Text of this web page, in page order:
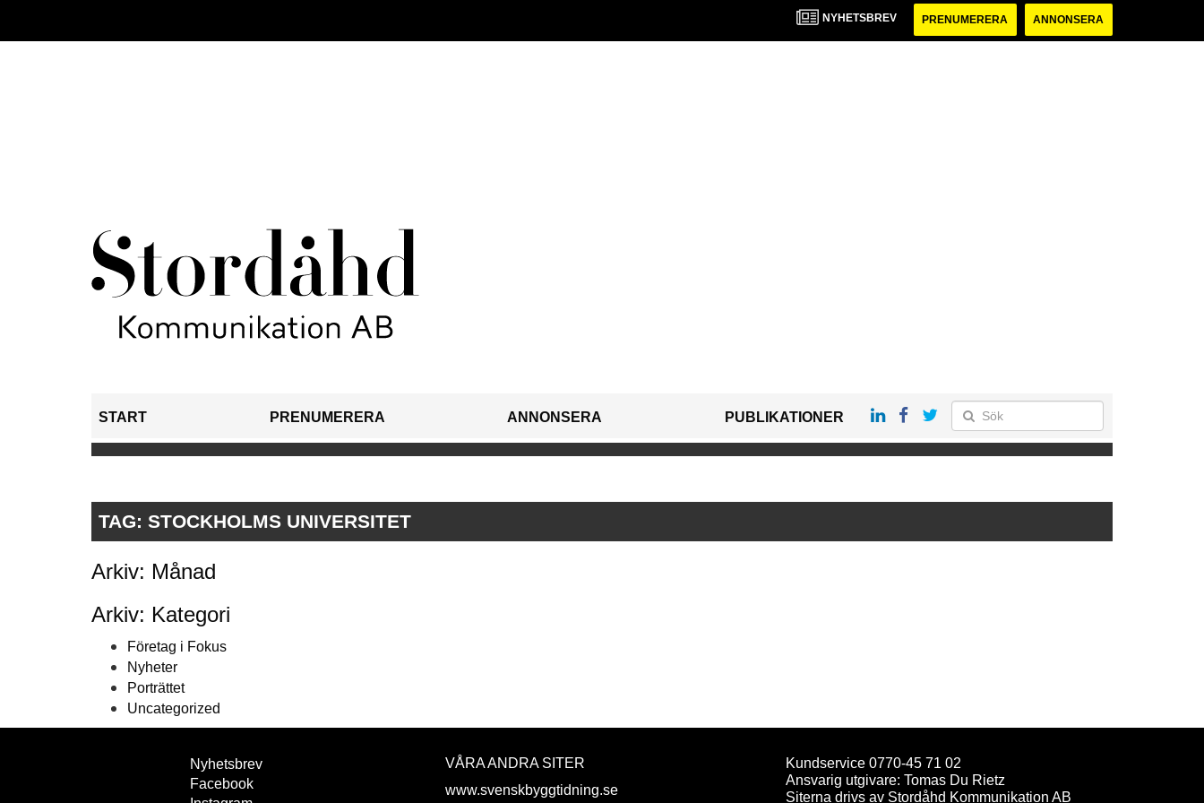
NYHETSBREV PRENUMERERA ANNONSERA
START PRENUMERERA ANNONSERA PUBLIKATIONER
TAG: STOCKHOLMS UNIVERSITET
Arkiv: Månad
Arkiv: Kategori
Företag i Fokus
Nyheter
Porträttet
Uncategorized
Nyhetsbrev
Facebook
VÅRA ANDRA SITER
www.svenskbyggtidning.se
Kundservice 0770-45 71 02
Ansvarig utgivare: Tomas Du Rietz
Siterna drivs av Stordåhd Kommunikation AB